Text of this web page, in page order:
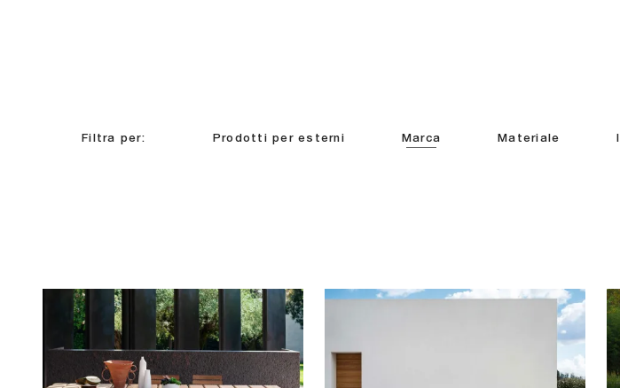
Filtra per: Prodotti per esterni Marca Materiale